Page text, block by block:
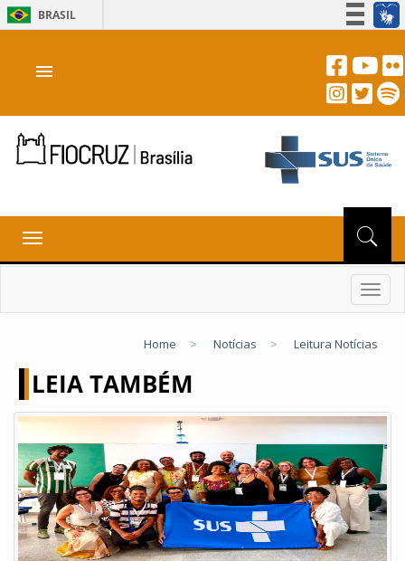
BRASIL
Acesso à informação
Canais
menu
Toggle
navigation
Home > Notícias > Leitura Notícias
LEIA TAMBÉM